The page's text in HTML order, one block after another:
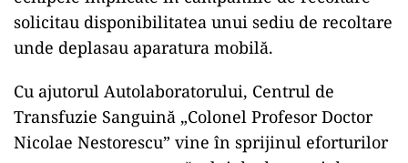
solicitau disponibilitatea unui sediu de recoltare
unde deplasau aparatura mobilă.
Cu ajutorul Autolaboratorului, Centrul de
Transfuzie Sanguină „Colonel Profesor Doctor
Nicolae Nestorescu” vine în sprijinul eforturilor